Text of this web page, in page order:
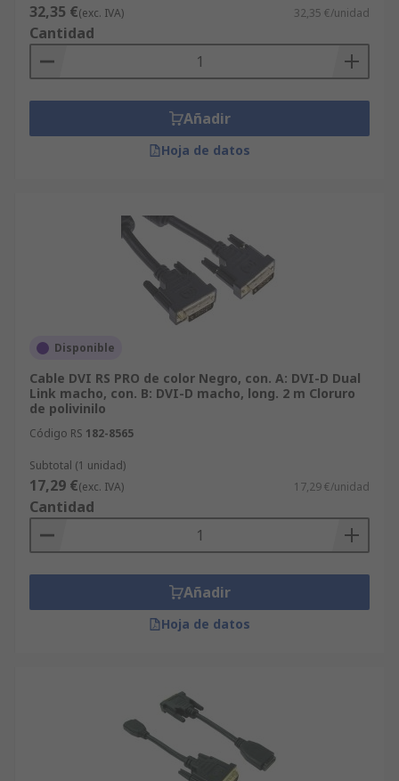
32,35 €(exc. IVA) 32,35 €/unidad
Cantidad
Añadir
Hoja de datos
Disponible
Cable DVI RS PRO de color Negro, con. A: DVI-D Dual
Link macho, con. B: DVI-D macho, long. 2 m Cloruro
de polivinilo
Código RS 182-8565
Subtotal (1 unidad)
17,29 €(exc. IVA) 17,29 €/unidad
Cantidad
Añadir
Hoja de datos